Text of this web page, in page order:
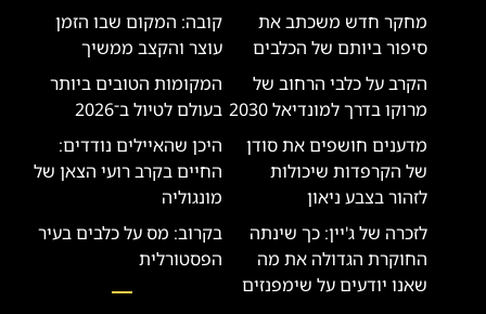
מחקר חדש משכתב את
סיפור ביותם של הכלבים
הקרב על כלבי הרחוב של
מרוקו בדרך למונדיאל 2030
מדענים חושפים את סודן
של הקרפדות שיכולות
לזהור בצבע ניאון
לזכרה של ג'יין: כך שינתה
החוקרת הגדולה את מה
שאנו יודעים על שימפנזים
קובה: המקום שבו הזמן
עוצר והקצב ממשיך
המקומות הטובים ביותר
בעולם לטיול ב־2026
היכן שהאיילים נודדים:
החיים בקרב רועי הצאן של
מונגוליה
בקרוב: מס על כלבים בעיר
הפסטורלית